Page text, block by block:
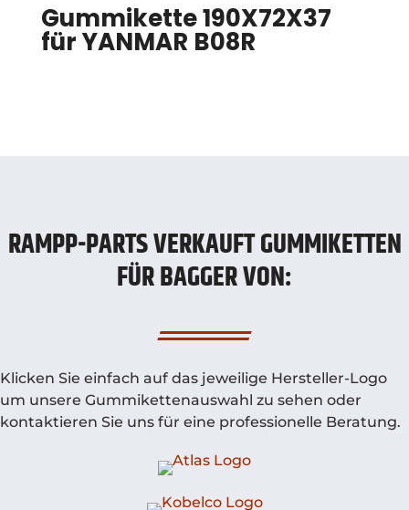
Gummikette 190X72X37
für YANMAR B08R
RAMPP-PARTS VERKAUFT GUMMIKETTEN
FÜR BAGGER VON:
Klicken Sie einfach auf das jeweilige Hersteller-Logo
um unsere Gummikettenauswahl zu sehen oder
kontaktieren Sie uns für eine professionelle Beratung.